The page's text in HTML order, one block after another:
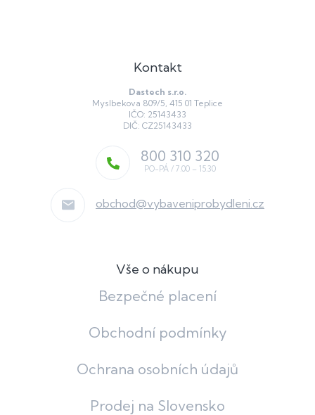
Kontakt
Dastech s.r.o.
Myslbekova 809/5, 415 01 Teplice
IČO: 25143433
DIČ: CZ25143433
obchod@vybaveniprobydleni.cz
800 310 320
Vše o nákupu
Bezpečné placení
Obchodní podmínky
Ochrana osobních údajů
Prodej na Slovensko